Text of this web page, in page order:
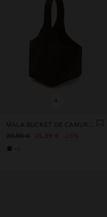
+
MALA BUCKET DE CAMURÇA
39,99 €
25,99 € 35%